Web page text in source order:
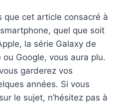
que cet article consacré à
quel que soit
la série Galaxy de
ou Google, vous aura plu.
garderez vos
années. Si vous
le sujet, n’hésitez pas à